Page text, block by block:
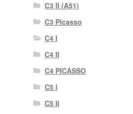
C3 II (A51)
C3 Picasso
C4 I
C4 II
C4 PICASSO
C5 I
C5 II